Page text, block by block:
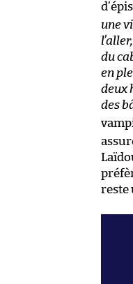
une
du
en
deux
des
reste